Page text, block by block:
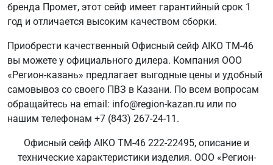
бренда Промет, этот сейф имеет гарантийный срок 1
год и отличается высоким качеством сборки.
Приобрести качественный Офисный сейф AIKO ТМ-46
вы можете у официального дилера. Компания ООО
«Регион-казань» предлагает выгодные цены и удобный
самовывоз со своего ПВЗ в Казани. По всем вопросам
обращайтесь на email: info@region-kazan.ru или по
нашим телефонам +7 (843) 267-24-11.
Офисный сейф AIKO ТМ-46 222-22495, описание и
технические характеристики изделия. ООО «Регион-